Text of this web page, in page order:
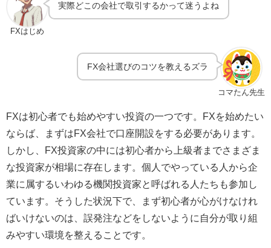
FXはじめ
実際どこの会社で取引するかって迷うよね
コマたん先生
FX会社選びのコツを教えるズラ
FXは初心者でも始めやすい投資の一つです。FXを始めたい
ならば、まずはFX会社で口座開設をする必要があります。
しかし、FX投資家の中には初心者から上級者までさまざま
な投資家が相場に存在します。個人でやっている人から企
業に属するいわゆる機関投資家と呼ばれる人たちも参加し
ています。そうした状況下で、まず初心者が心がけなけれ
ばいけないのは、誤発注などをしないように自分が取り組
みやすい環境を整えることです。